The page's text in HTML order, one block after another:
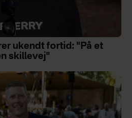
ukendt fortid: "På et
skillevej"